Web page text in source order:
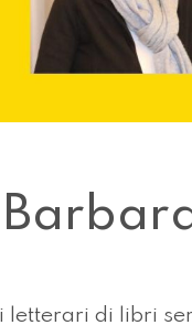
letterari di libri